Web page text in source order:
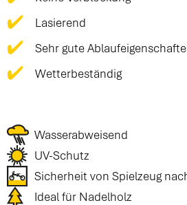
Lasierend
Sehr gute
Wetterbeständig
Wasserabweisend
UV-Schutz
Sicherheit von Spielzeug
Ideal für Nadelholz